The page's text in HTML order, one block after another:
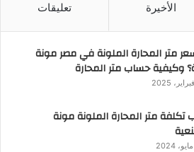
الأخيرة تعليقات
متر المحارة الملونة في مصر مونة
وكيفية حساب متر المحارة
متر المحارة الملونة مونة